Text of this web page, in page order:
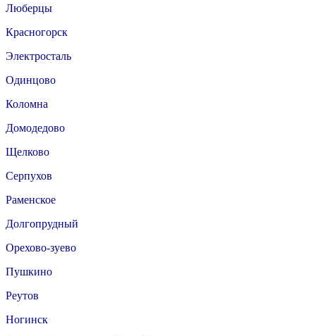
Люберцы
Красногорск
Электросталь
Одинцово
Коломна
Домодедово
Щелково
Серпухов
Раменское
Долгопрудный
Орехово-зуево
Пушкино
Реутов
Ногинск